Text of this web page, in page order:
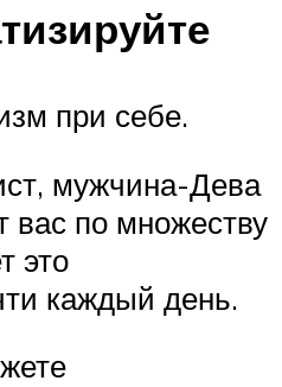
при себе.
мужчина-Дева
вас по множеству
это
каждый день.